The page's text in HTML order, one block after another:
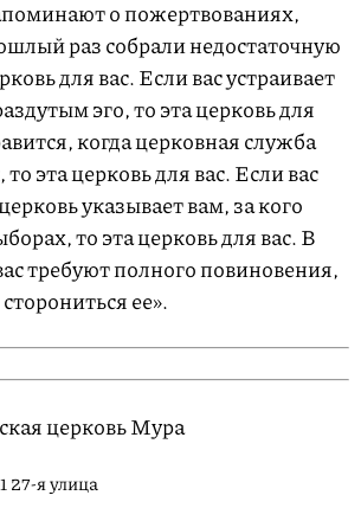
о пожертвованиях,
раз собрали недостаточную
для вас. Если вас устраивает
эго, то эта церковь для
когда церковная служба
эта церковь для вас. Если вас
указывает вам, за кого
то эта церковь для вас. В
требуют полного повиновения,
ее».
церковь Мура
27-яулица